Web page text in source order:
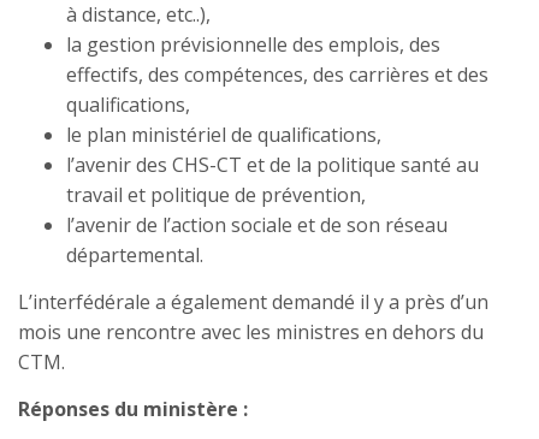
à distance, etc..),
la gestion prévisionnelle des emplois, des
effectifs, des compétences, des carrières et des
qualifications,
le plan ministériel de qualifications,
l’avenir des CHS-CT et de la politique santé au
travail et politique de prévention,
l’avenir de l’action sociale et de son réseau
départemental.
L’interfédérale a également demandé il y a près d’un
mois une rencontre avec les ministres en dehors du
CTM.
Réponses du ministère :